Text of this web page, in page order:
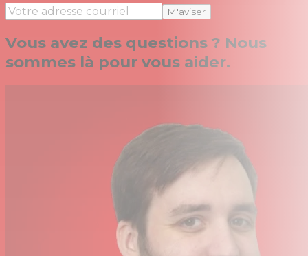
M'aviser
Vous avez des questions ? Nous
sommes là pour vous aider.